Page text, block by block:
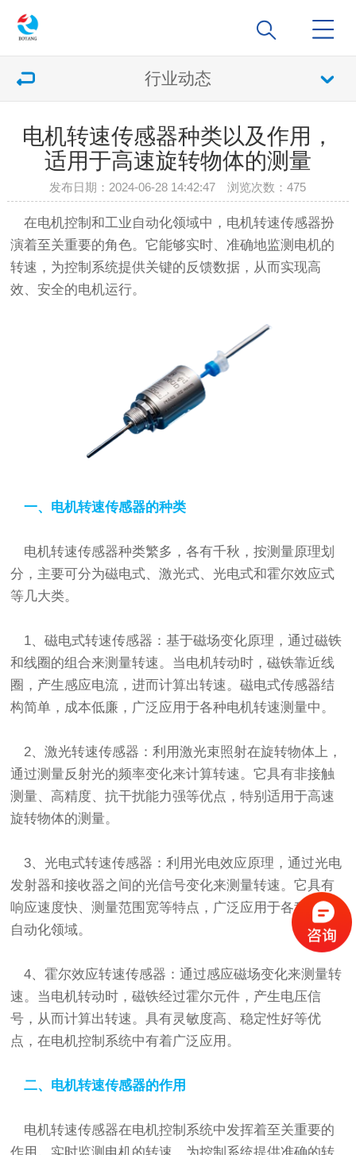
行业动态
电机转速传感器种类以及作用，
适用于高速旋转物体的测量
发布日期：2024-06-28 14:42:47 浏览次数：475
在电机控制和工业自动化领域中，电机转速传感器扮
演着至关重要的角色。它能够实时、准确地监测电机的
转速，为控制系统提供关键的反馈数据，从而实现高
效、安全的电机运行。
一、电机转速传感器的种类
电机转速传感器种类繁多，各有千秋，按测量原理划
分，主要可分为磁电式、激光式、光电式和霍尔效应式
等几大类。
1、磁电式转速传感器：基于磁场变化原理，通过磁铁
和线圈的组合来测量转速。当电机转动时，磁铁靠近线
圈，产生感应电流，进而计算出转速。磁电式传感器结
构简单，成本低廉，广泛应用于各种电机转速测量中。
2、激光转速传感器：利用激光束照射在旋转物体上，
通过测量反射光的频率变化来计算转速。它具有非接触
测量、高精度、抗干扰能力强等优点，特别适用于高速
旋转物体的测量。
3、光电式转速传感器：利用光电效应原理，通过光电
发射器和接收器之间的光信号变化来测量转速。它具有
响应速度快、测量范围宽等特点，广泛应用于各种工业
自动化领域。
4、霍尔效应转速传感器：通过感应磁场变化来测量转
速。当电机转动时，磁铁经过霍尔元件，产生电压信
号，从而计算出转速。具有灵敏度高、稳定性好等优
点，在电机控制系统中有着广泛应用。
二、电机转速传感器的作用
电机转速传感器在电机控制系统中发挥着至关重要的